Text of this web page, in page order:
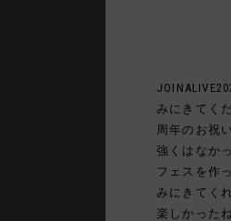
みにきてく
周年のお祝
強くはなか
フェスを作
みにきてく
楽しかった